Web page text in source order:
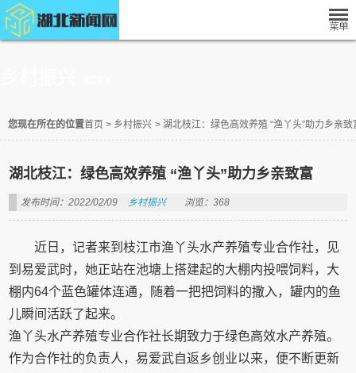
您现在所在的位置首页 > 乡村振兴 > 湖北枝江：绿色高效养殖 “渔丫头”助力乡亲致
湖北枝江：绿色高效养殖 “渔丫头”助力乡亲致富
发布时间：2022/02/09 乡村振兴 浏览：368
近日，记者来到枝江市渔丫头水产养殖专业合作社，见
到易爱武时，她正站在池塘上搭建起的大棚内投喂饲料，大
棚内64个蓝色罐体连通，随着一把把饲料的撒入，罐内的鱼
儿瞬间活跃了起来。
渔丫头水产养殖专业合作社长期致力于绿色高效水产养殖。
作为合作社的负责人，易爱武自返乡创业以来，便不断更新